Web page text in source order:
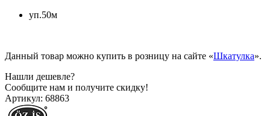
уп.50м
Данный товар можно купить в розницу на сайте «Шкатулка».
Нашли дешевле?
Сообщите нам и получите скидку!
Артикул: 68863